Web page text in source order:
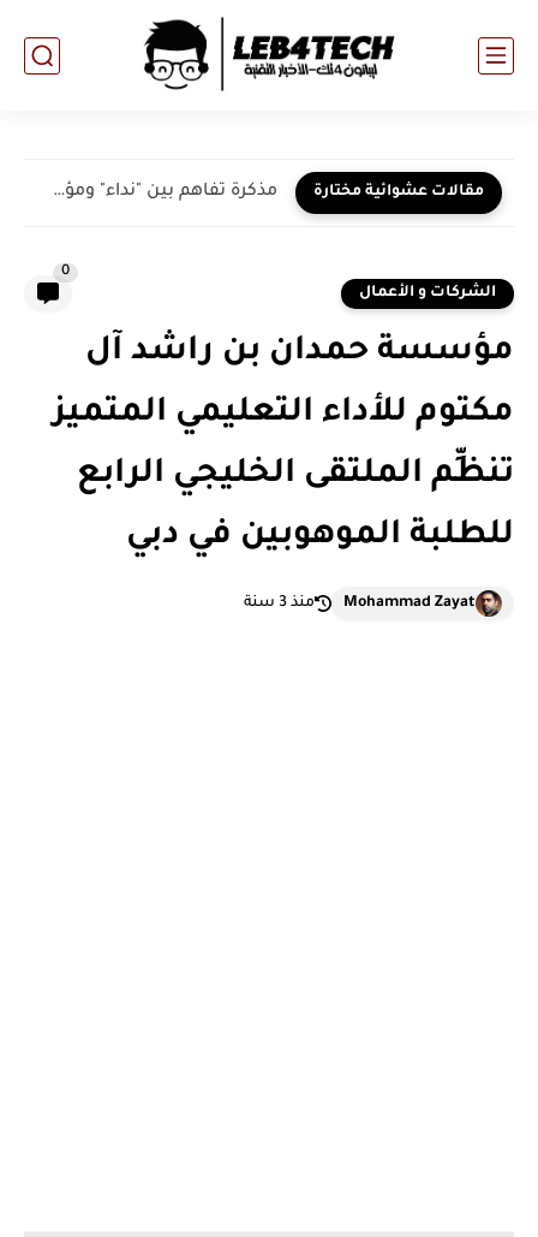
مقالات عشوائية مختارة مذكرة تفاهم بين "نداء" ومؤسسة وطني الإمارات لتعزيز الانتماء الوطني...
الشركات و الأعمال
0
مؤسسة حمدان بن راشد آل
مكتوم للأداء التعليمي المتميز
تنظِّم الملتقى الخليجي الرابع
للطلبة الموهوبين في دبي
Mohammad Zayat منذ 3 سنة